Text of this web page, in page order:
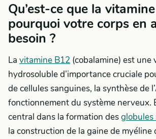
Qu’est-ce que la
pourquoi votre corps en
besoin ?
La vitamine B12 (cobalamine) est une
hydrosoluble d’importance cruciale
de cellules sanguines, la synthèse de
fonctionnement du système nerveux.
central dans la formation desglobules
la construction de la gaine de myéline